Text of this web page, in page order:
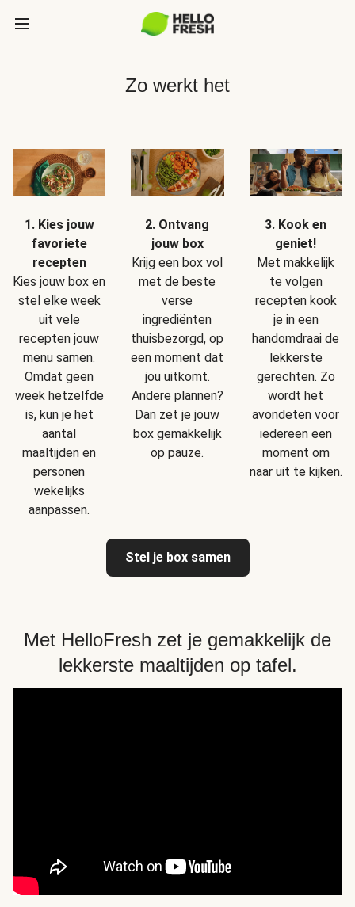
Zo werkt het
1. Kies jouw
favoriete
recepten
Kies jouw box en
stel elke week
uit vele
recepten jouw
menu samen.
Omdat geen
week hetzelfde
is, kun je het
aantal
maaltijden en
personen
wekelijks
aanpassen.
2. Ontvang
jouw box
Krijg een box vol
met de beste
verse
ingrediënten
thuisbezorgd, op
een moment dat
jou uitkomt.
Andere plannen?
Dan zet je jouw
box gemakkelijk
op pauze.
3. Kook en
geniet!
Met makkelijk
te volgen
recepten kook
je in een
handomdraai de
lekkerste
gerechten. Zo
wordt het
avondeten voor
iedereen een
moment om
naar uit te kijken.
Stel je box samen
Met HelloFresh zet je gemakkelijk de
lekkerste maaltijden op tafel.